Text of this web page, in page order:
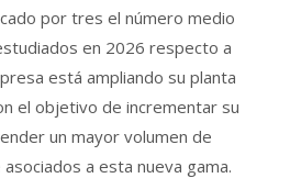
por tres el número medio
en 2026 respecto a
está ampliando su planta
el objetivo de incrementar su
un mayor volumen de
a esta nueva gama.